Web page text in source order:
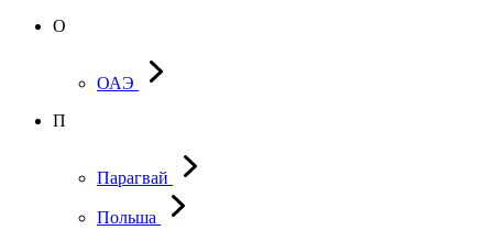
О
ОАЭ
П
Парагвай
Польша